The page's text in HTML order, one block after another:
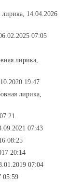
лирика, 14.04.2026
07:05
лирика,
19:47
лирика,
07:43
08:25
20:14
07:04
05:59